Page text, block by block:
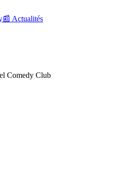
📰 Actualités
Comedy Club